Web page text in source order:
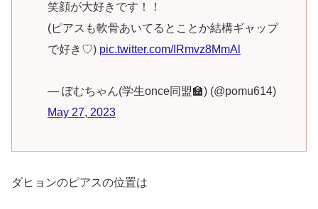
笑顔が大好きです！！
(ピアスも軟骨あいてるとことか結構ギャップ
で好き♡) pic.twitter.com/IRmvz8MmAl
— ぽむちゃん(学生once同盟🏫) (@pomu614)
May 27, 2023
ダヒョンのピアスの位置は